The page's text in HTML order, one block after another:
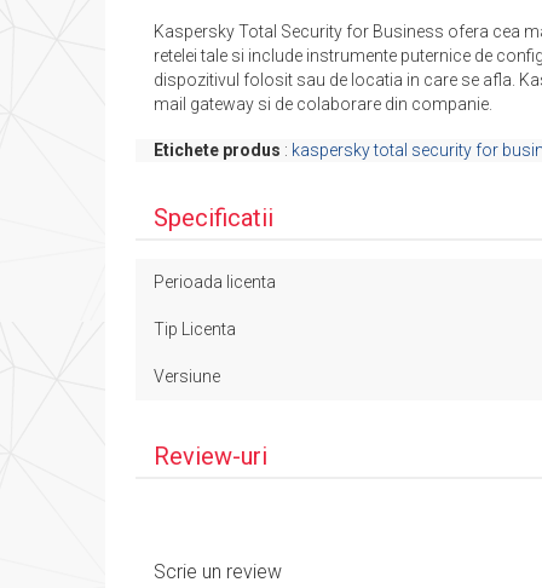
Kaspersky Total Security for Business ofera cea
retelei tale si include instrumente puternice de
dispozitivul folosit sau de locatia in care se afla.
mail gateway si de colaborare din companie.
Etichete produs : kaspersky total security for
Specificatii
Perioada licenta
Tip Licenta
Versiune
Review-uri
Scrie un review